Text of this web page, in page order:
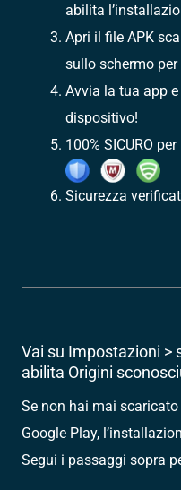
abilita
Apri il file APK
sullo schermo
Avvia la tua app
dispositivo!
100% SICURO
Sicurezza
Vai su Impostazioni >
abilita Origini
Se non hai mai
Google Play,
Segui i passaggi sopra